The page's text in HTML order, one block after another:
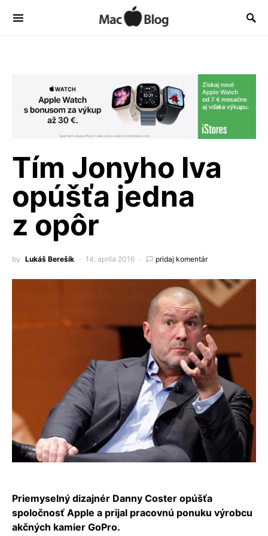
Tím Jonyho Iva
opúšťa jedna
z opôr
by Lukáš Berešík 14. apríla 2016 pridaj komentár
Priemyselný dizajnér Danny Coster opúšťa
spoločnosť Apple a prijal pracovnú ponuku výrobcu
akčných kamier GoPro.